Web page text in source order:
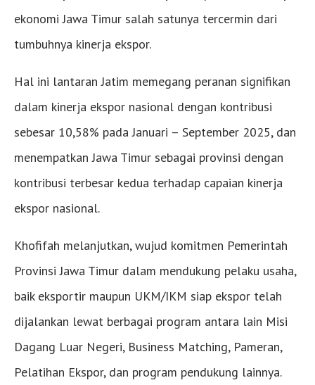
ekonomi Jawa Timur salah satunya tercermin dari
tumbuhnya kinerja ekspor.
Hal ini lantaran Jatim memegang peranan signifikan
dalam kinerja ekspor nasional dengan kontribusi
sebesar 10,58% pada Januari – September 2025, dan
menempatkan Jawa Timur sebagai provinsi dengan
kontribusi terbesar kedua terhadap capaian kinerja
ekspor nasional.
Khofifah melanjutkan, wujud komitmen Pemerintah
Provinsi Jawa Timur dalam mendukung pelaku usaha,
baik eksportir maupun UKM/IKM siap ekspor telah
dijalankan lewat berbagai program antara lain Misi
Dagang Luar Negeri, Business Matching, Pameran,
Pelatihan Ekspor, dan program pendukung lainnya.